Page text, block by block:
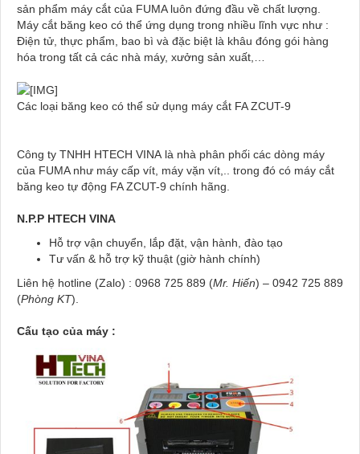
sản phẩm máy cắt của FUMA luôn đứng đầu về chất lượng.
Máy cắt băng keo có thể ứng dụng trong nhiều lĩnh vực như :
Điện tử, thực phẩm, bao bì và đặc biệt là khâu đóng gói hàng
hóa trong tất cả các nhà máy, xưởng sản xuất,…
Các loại băng keo có thể sử dụng máy cắt FA ZCUT-9
Công ty TNHH HTECH VINA là nhà phân phối các dòng máy
của FUMA như máy cấp vít, máy vặn vít,.. trong đó có máy cắt
băng keo tự động FA ZCUT-9 chính hãng.
N.P.P HTECH VINA
Hỗ trợ vận chuyển, lắp đặt, vận hành, đào tạo
Tư vấn & hỗ trợ kỹ thuật (giờ hành chính)
Liên hệ hotline (Zalo) : 0968 725 889 (Mr. Hiến) – 0942 725 889
(Phòng KT).
Cấu tạo của máy :